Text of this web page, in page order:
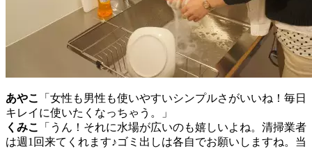
あやこ
「女性も男性も使いやすいシンプルさがいいね！毎日
キレイに使いたくなっちゃう。」
くみこ
「うん！それに水場が広いのも嬉しいよね。清掃業者
は週1回来てくれます♪ゴミ出しは各自でお願いしますね。当